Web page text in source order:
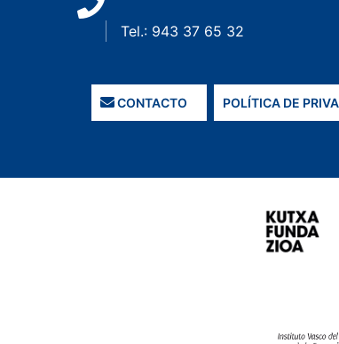
Tel.: 943 37 65 32
CONTACTO POLÍTICA DE